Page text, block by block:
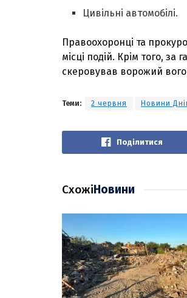
Цивільні автомобілі.
Правоохоронці та
місці подій. Крім того,
скеровував ворожий
Теми: 2 червня Новини
Поділитися
СхожіНовини